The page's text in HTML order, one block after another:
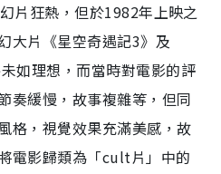
片狂熱，但於1982年上映之
大片《星空奇遇記3》及
如理想，而當時對電影的評
奏緩慢，故事複雜等，但同
格，視覺效果充滿美感，故
電影歸類為「cult片」中的